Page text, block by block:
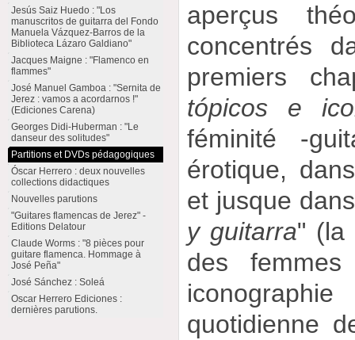
aperçus
concentrés
premiers
tópicos e
féminité -
érotique,
et jusque
y guitarra" (la
des
quotidienne
Jesús Saiz Huedo : "Los
manuscritos de guitarra del Fondo
Manuela Vázquez-Barros de la
Biblioteca Lázaro Galdiano"
Jacques Maigne : "Flamenco en
flammes"
José Manuel Gamboa : "Sernita de
Jerez : vamos a acordarnos !"
(Ediciones Carena)
Georges Didi-Huberman : "Le
danseur des solitudes"
Partitions et DVDs pédagogiques
Óscar Herrero : deux nouvelles
collections didactiques
Nouvelles parutions
"Guitares flamencas de Jerez" -
Editions Delatour
Claude Worms : "8 pièces pour
guitare flamenca. Hommage à
José Peña"
José Sánchez : Soleá
Oscar Herrero Ediciones :
dernières parutions.